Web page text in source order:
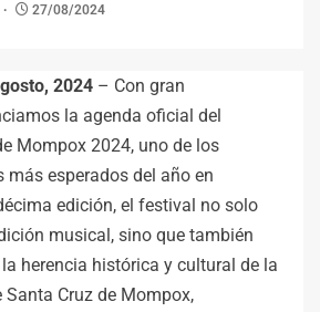
27/08/2024
2024 – Con gran
la agenda oficial del
Mompox 2024, uno de los
más esperados del año en
edición, el festival no solo
musical, sino que también
herencia histórica y cultural de la
Cruz de Mompox,